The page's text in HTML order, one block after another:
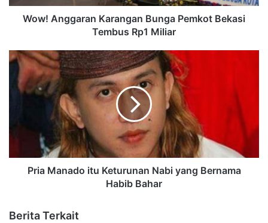
Wow! Anggaran Karangan Bunga Pemkot Bekasi
Tembus Rp1 Miliar
Pria Manado itu Keturunan Nabi yang Bernama
Habib Bahar
Berita Terkait